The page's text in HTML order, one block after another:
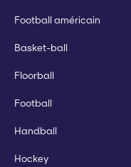
Football américain
Basket-ball
Floorball
Football
Handball
Hockey